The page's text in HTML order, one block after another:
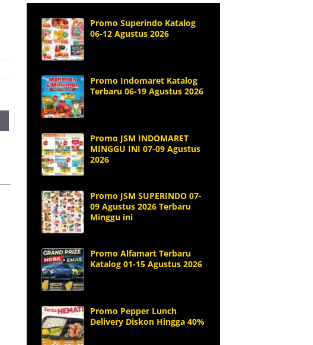
Promo Superindo Katalog
06-12 Agustus 2026
Promo Indomaret Katalog
Terbaru 06-19 Agustus 2026
Promo JSM INDOMARET
MINGGU INI 07-09 Agustus
2026
Promo JSM SUPERINDO 07-
09 Agustus 2026 Terbaru
Minggu ini
Promo Alfamart Terbaru
Katalog 01-15 Agustus 2026
Promo Pepper Lunch
Delivery Diskon Hingga 40%